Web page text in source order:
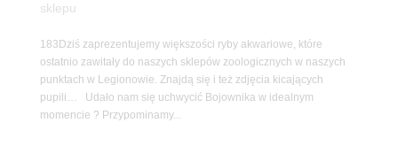
sklepu
183Dziś zaprezentujemy większości ryby akwariowe, które
ostatnio zawitały do naszych sklepów zoologicznych w naszych
punktach w Legionowie. Znajdą się i też zdjęcia kicających
pupili… Udało nam się uchwycić Bojownika w idealnym
momencie ? Przypominamy...